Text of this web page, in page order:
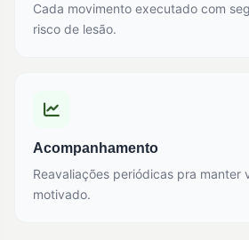
Cada movimento executado com
risco de lesão.
Acompanhamento
Reavaliações periódicas pra manter
motivado.